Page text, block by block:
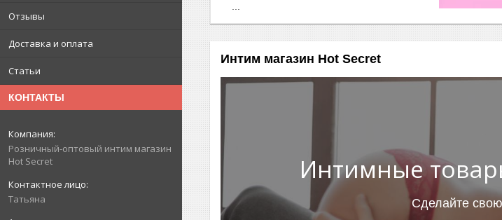
Отзывы
Доставка и оплата
Статьи
КОНТАКТЫ
Розничный-оптовый интим магазин
Hot Secret
Татьяна
Интим магазин Hot Secret
Интимные
Сделайте